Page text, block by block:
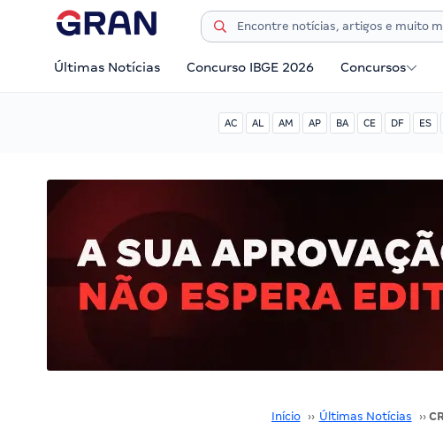
Últimas Notícias Concurso IBGE 2026 Concursos
AC AL AM AP BA CE DF ES
Início ›› Últimas Notícias ››